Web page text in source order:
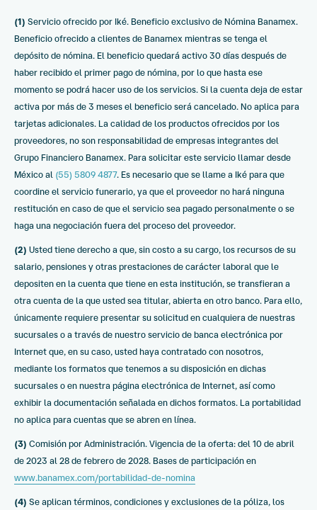
(1) Servicio ofrecido por Iké. Beneficio exclusivo de Nómina Banamex.
Beneficio ofrecido a clientes de Banamex mientras se tenga el
depósito de nómina. El beneficio quedará activo 30 días después de
haber recibido el primer pago de nómina, por lo que hasta ese
momento se podrá hacer uso de los servicios. Si la cuenta deja de estar
activa por más de 3 meses el beneficio será cancelado. No aplica para
tarjetas adicionales. La calidad de los productos ofrecidos por los
proveedores, no son responsabilidad de empresas integrantes del
Grupo Financiero Banamex. Para solicitar este servicio llamar desde
México al (55) 5809 4877. Es necesario que se llame a Iké para que
coordine el servicio funerario, ya que el proveedor no hará ninguna
restitución en caso de que el servicio sea pagado personalmente o se
haga una negociación fuera del proceso del proveedor.
(2) Usted tiene derecho a que, sin costo a su cargo, los recursos de su
salario, pensiones y otras prestaciones de carácter laboral que le
depositen en la cuenta que tiene en esta institución, se transfieran a
otra cuenta de la que usted sea titular, abierta en otro banco. Para ello,
únicamente requiere presentar su solicitud en cualquiera de nuestras
sucursales o a través de nuestro servicio de banca electrónica por
Internet que, en su caso, usted haya contratado con nosotros,
mediante los formatos que tenemos a su disposición en dichas
sucursales o en nuestra página electrónica de Internet, así como
exhibir la documentación señalada en dichos formatos. La portabilidad
no aplica para cuentas que se abren en línea.
(3) Comisión por Administración. Vigencia de la oferta: del 10 de abril
de 2023 al 28 de febrero de 2028. Bases de participación en
www.banamex.com/portabilidad-de-nomina
(4) Se aplican términos, condiciones y exclusiones de la póliza, los